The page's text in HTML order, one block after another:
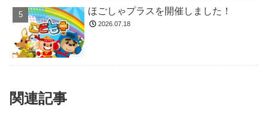
ほごしゃプラスを開催しました！
2026.07.18
関連記事